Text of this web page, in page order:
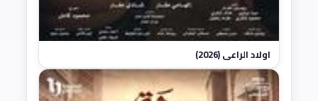
اولاد الراعي (2026)